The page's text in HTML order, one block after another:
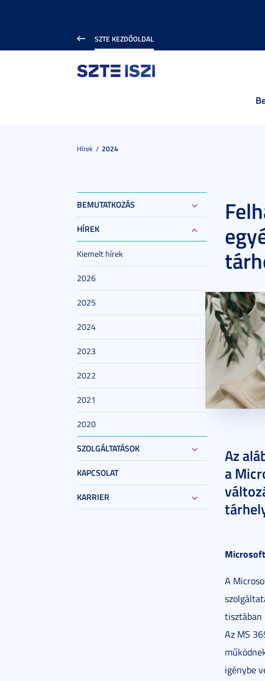
SZTE KEZDŐOLDAL
Hírek 2024
BEMUTATKOZÁS
HÍREK
Kiemelt hírek
2026
2025
2024
2023
2022
2021
2020
SZOLGÁLTATÁSOK
KAPCSOLAT
KARRIER
Az
a
A
tisztában
Az MS
igénybe